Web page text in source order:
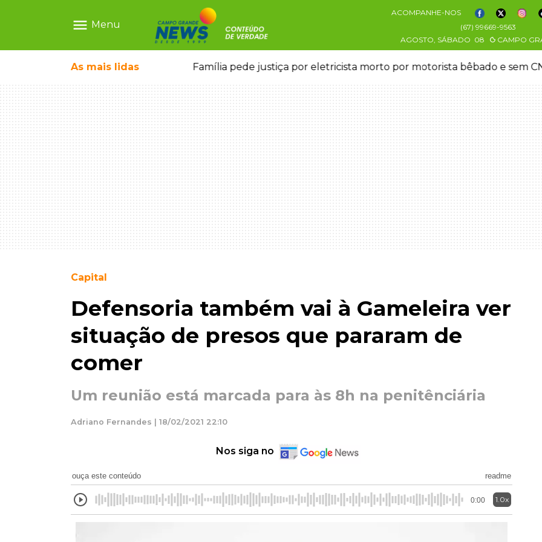
menu Menu
ACOMPANHE-NOS
(67) 99669-9563
AGOSTO, SÁBADO 08 CAMPO
As mais lidas
FAB morrem em confronto Família pede justiça por eletricista morto por motorista bêbado e sem
Capital
Defensoria também vai à Gameleira ver
situação de presos que pararam de
comer
Um reunião está marcada para às 8h na penitênciária
Adriano Fernandes | 18/02/2021 22:10
Nos siga no
ouça este conteúdo readme
0:00 1.0x